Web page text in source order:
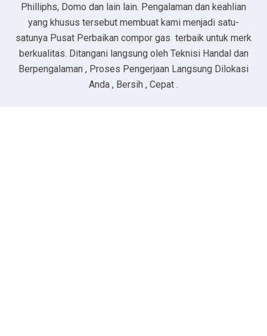
Philliphs, Domo dan lain lain. Pengalaman dan keahlian
yang khusus tersebut membuat kami menjadi satu-
satunya Pusat Perbaikan compor gas terbaik untuk merk
berkualitas. Ditangani langsung oleh Teknisi Handal dan
Berpengalaman , Proses Pengerjaan Langsung Dilokasi
Anda , Bersih , Cepat .